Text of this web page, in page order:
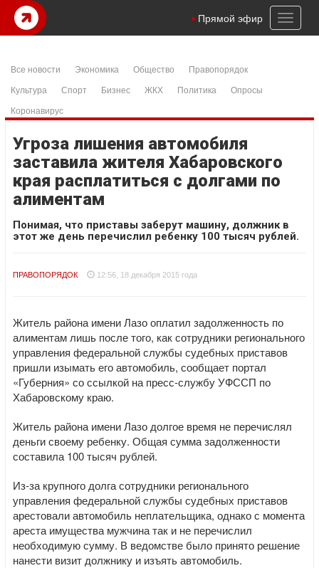
Toggle
Прямой эфир
Все новости Экономика Общество
Правопорядок
Культура
Спорт Бизнес ЖКХ Политика
Опросы
Коронавирус
Угроза лишения автомобиля
заставила жителя Хабаровского
края расплатиться с долгами по
алиментам
Понимая, что приставы заберут машину, должник в
этот же день перечислил ребенку 100 тысяч рублей.
ПРАВОПОРЯДОК 12:56, 18 декабря 2015 года
Житель района имени Лазо оплатил задолженность по
алиментам лишь после того, как сотрудники регионального
управления федеральной службы судебных приставов
пришли изымать его автомобиль, сообщает портал
«Губерния» со ссылкой на пресс-службу УФССП по
Хабаровскому краю.
Житель района имени Лазо долгое время не перечислял
деньги своему ребенку. Общая сумма задолженности
составила 100 тысяч рублей.
Из-за крупного долга сотрудники регионального
управления федеральной службы судебных приставов
арестовали автомобиль неплательщика, однако с момента
ареста имущества мужчина так и не перечислил
необходимую сумму. В ведомстве было принято решение
нанести визит должнику и изъять автомобиль.